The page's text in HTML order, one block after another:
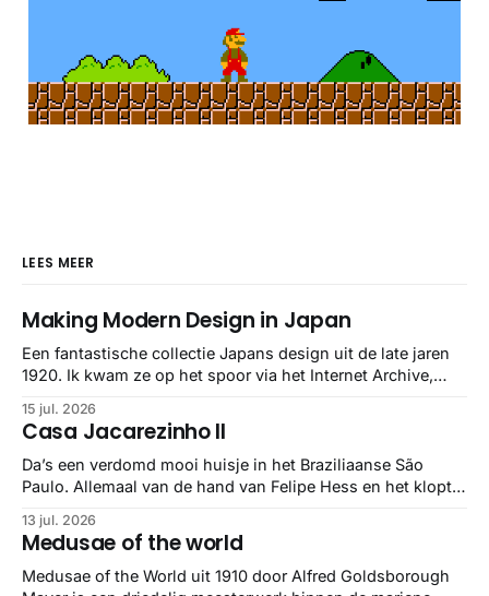
LEES MEER
Making Modern Design in Japan
Een fantastische collectie Japans design uit de late jaren
1920. Ik kwam ze op het spoor via het Internet Archive,
gebundeld in een: boek ✨ Daarin hebben ze alle scans een
stuk netter getrokken, maar op deze manier vind ik ze er
minstens
15 jul. 2026
Casa Jacarezinho II
Da’s een verdomd mooi huisje in het Braziliaanse São
Paulo. Allemaal van de hand van Felipe Hess en het klopt
13 jul. 2026
Medusae of the world
Medusae of the World uit 1910 door Alfred Goldsborough